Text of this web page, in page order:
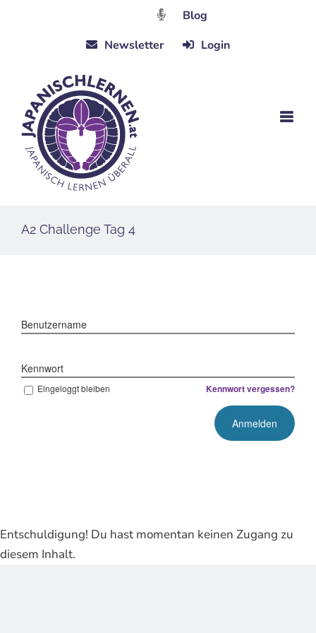
Blog
Newsletter
Login
A2 Challenge Tag 4
Benutzername
Kennwort
Eingeloggt bleiben Kennwort vergessen?
Entschuldigung! Du hast momentan keinen Zugang zu
diesem Inhalt.